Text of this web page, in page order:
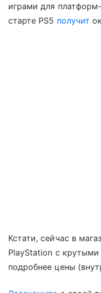
играми для
старте PS5 получит
Кстати, сейчас в
PlayStation с
подробнее цены